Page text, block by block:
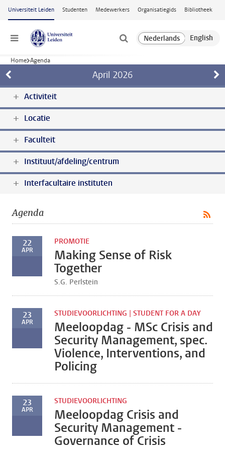
Ga naar hoofdinhoud
Universiteit Leiden Studenten Medewerkers Organisatiegids Bibliotheek
Menu
Home Agenda
April 2026
Activiteit
Locatie
Faculteit
Instituut/afdeling/centrum
Interfacultaire instituten
Agenda
22
APR
PROMOTIE
Making Sense of Risk
Together
S.G. Perlstein
23
APR
STUDIEVOORLICHTING | STUDENT FOR A DAY
Meeloopdag - MSc Crisis and
Security Management, spec.
Violence, Interventions, and
Policing
23
APR
STUDIEVOORLICHTING
Meeloopdag Crisis and
Security Management -
Governance of Crisis